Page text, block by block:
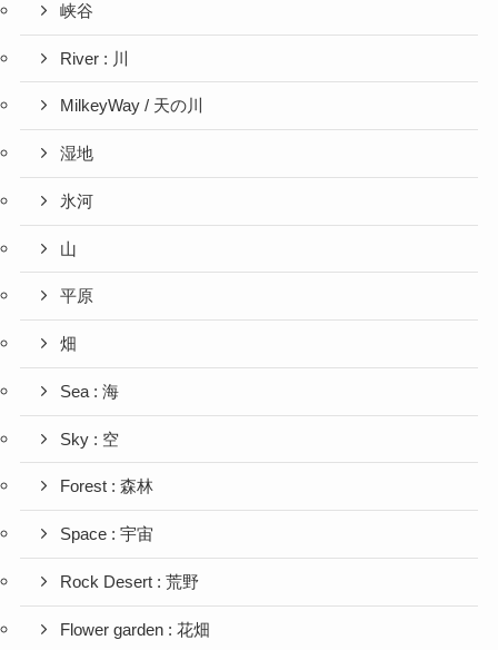
峡谷
River : 川
MilkeyWay / 天の川
湿地
氷河
山
平原
畑
Sea : 海
Sky : 空
Forest : 森林
Space : 宇宙
Rock Desert : 荒野
Flower garden : 花畑